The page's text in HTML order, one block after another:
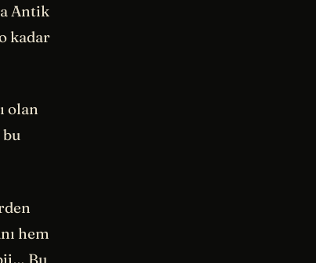
Antik
kadar
olan
bu
hem
Bu